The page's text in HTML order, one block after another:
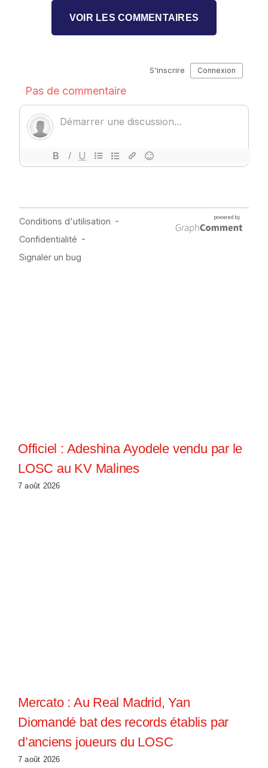
VOIR LES COMMENTAIRES
Officiel : Adeshina Ayodele vendu par le
LOSC au KV Malines
7 août 2026
Mercato : Au Real Madrid, Yan
Diomandé bat des records établis par
d’anciens joueurs du LOSC
7 août 2026